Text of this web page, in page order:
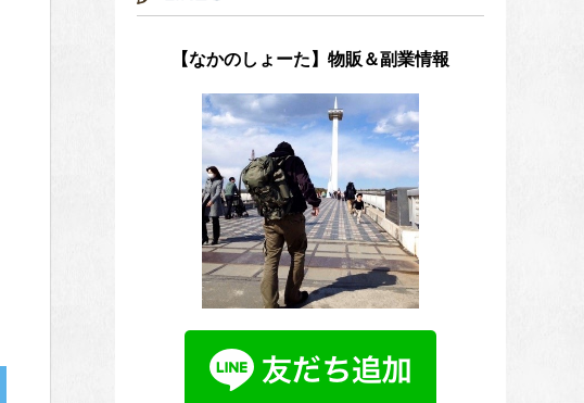
【なかのしょーた】物販＆副業情報